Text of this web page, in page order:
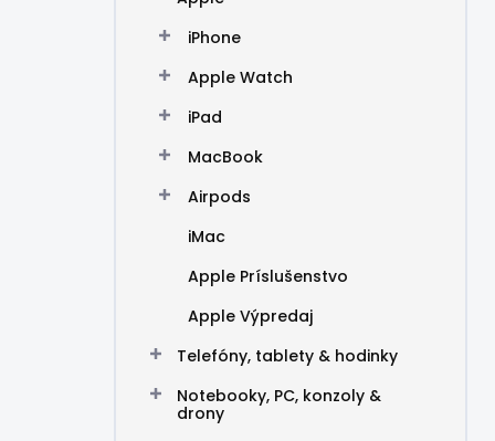
iPhone
Apple Watch
iPad
MacBook
Airpods
iMac
Apple Príslušenstvo
Apple Výpredaj
Telefóny, tablety & hodinky
Notebooky, PC, konzoly &
drony